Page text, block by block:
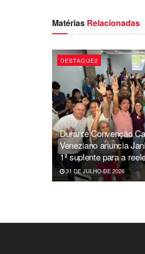
Matérias Relacionadas
DESTAQUE2
Durante Convenção
Veneziano anuncia
1ª suplente para a
31 DE JULHO DE 2026